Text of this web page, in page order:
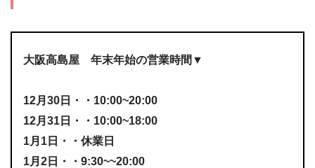
大阪高島屋 年末年始の営業時間▼
12月30日・・10:00~20:00
12月31日・・10:00~18:00
1月1日・・休業日
1月2日・・9:30~~20:00